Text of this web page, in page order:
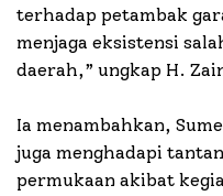
terhadap petambak
menjaga eksistensi
daerah,” ungkap H.
Ia menambahkan,
juga menghadapi
permukaan akibat